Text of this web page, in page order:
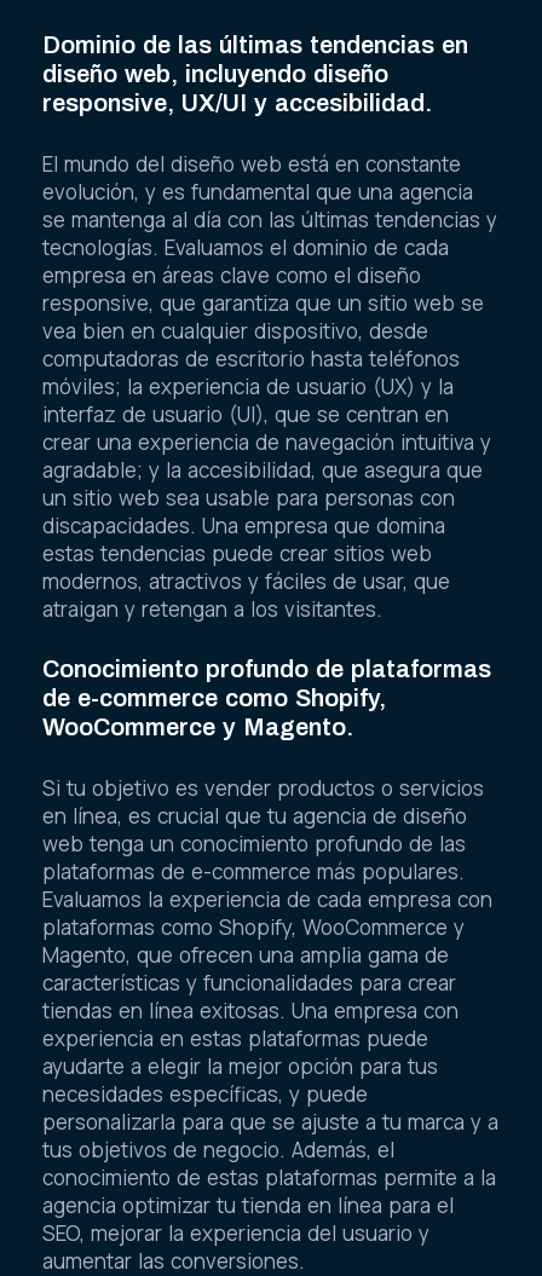
Dominio de las últimas tendencias en
diseño web, incluyendo diseño
responsive, UX/UI y accesibilidad.
El mundo del diseño web está en constante
evolución, y es fundamental que una agencia
se mantenga al día con las últimas tendencias y
tecnologías. Evaluamos el dominio de cada
empresa en áreas clave como el diseño
responsive, que garantiza que un sitio web se
vea bien en cualquier dispositivo, desde
computadoras de escritorio hasta teléfonos
móviles; la experiencia de usuario (UX) y la
interfaz de usuario (UI), que se centran en
crear una experiencia de navegación intuitiva y
agradable; y la accesibilidad, que asegura que
un sitio web sea usable para personas con
discapacidades. Una empresa que domina
estas tendencias puede crear sitios web
modernos, atractivos y fáciles de usar, que
atraigan y retengan a los visitantes.
Conocimiento profundo de plataformas
de e-commerce como Shopify,
WooCommerce y Magento.
Si tu objetivo es vender productos o servicios
en línea, es crucial que tu agencia de diseño
web tenga un conocimiento profundo de las
plataformas de e-commerce más populares.
Evaluamos la experiencia de cada empresa con
plataformas como Shopify, WooCommerce y
Magento, que ofrecen una amplia gama de
características y funcionalidades para crear
tiendas en línea exitosas. Una empresa con
experiencia en estas plataformas puede
ayudarte a elegir la mejor opción para tus
necesidades específicas, y puede
personalizarla para que se ajuste a tu marca y a
tus objetivos de negocio. Además, el
conocimiento de estas plataformas permite a la
agencia optimizar tu tienda en línea para el
SEO, mejorar la experiencia del usuario y
aumentar las conversiones.